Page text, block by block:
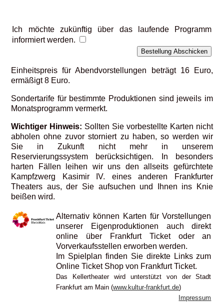
Ich möchte zukünftig über das laufende Programm
informiert werden.
Einheitspreis für Abendvorstellungen beträgt 16 Euro,
ermäßigt 8 Euro.
Sondertarife für bestimmte Produktionen sind jeweils im
Monatsprogramm vermerkt.
Wichtiger Hinweis: Sollten Sie vorbestellte Karten nicht
abholen ohne zuvor storniert zu haben, so werden wir
Sie in Zukunft nicht mehr in unserem
Reservierungssystem berücksichtigen. In besonders
harten Fällen leihen wir uns den allseits gefürchtete
Kampfzwerg Kasimir IV. eines anderen Frankfurter
Theaters aus, der Sie aufsuchen und Ihnen ins Knie
beißen wird.
Alternativ können Karten für Vorstellungen
unserer Eigenproduktionen auch direkt
online über Frankfurt Ticket oder an
Vorverkaufsstellen erworben werden.
Im Spielplan finden Sie direkte Links zum
Online Ticket Shop von Frankfurt Ticket.
Das Kellertheater wird unterstützt von der Stadt
Frankfurt am Main (www.kultur-frankfurt.de)
Impressum